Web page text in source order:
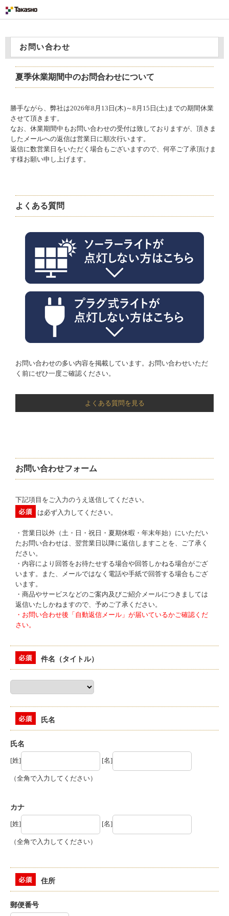
お問い合わせ
夏季休業期間中のお問合わせについて
勝手ながら、弊社は2026年8月13日(木)～8月15日(土)までの期間休業
させて頂きます。
なお、休業期間中もお問い合わせの受付は致しておりますが、頂きま
したメールへの返信は営業日に順次行います。
返信に数営業日をいただく場合もございますので、何卒ご了承頂けま
す様お願い申し上げます。
よくある質問
お問い合わせの多い内容を掲載しています。お問い合わせいただ
く前にぜひ一度ご確認ください。
よくある質問を見る
お問い合わせフォーム
下記項目をご入力のうえ送信してください。
は必ず入力してください。
・営業日以外（土・日・祝日・夏期休暇・年末年始）にいただい
たお問い合わせは、翌営業日以降に返信しますことを、ご了承く
ださい。
・内容により回答をお待たせする場合や回答しかねる場合がござ
います。また、メールではなく電話や手紙で回答する場合もござ
います。
・商品やサービスなどのご案内及びご紹介メールにつきましては
返信いたしかねますので、予めご了承ください。
・お問い合わせ後「自動返信メール」が届いているかご確認くだ
さい。
件名（タイトル）
氏名
氏名
[姓] [名]
（全角で入力してください）
カナ
[姓] [名]
（全角で入力してください）
住所
郵便番号